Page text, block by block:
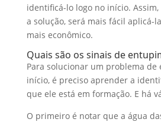
identificá-lo logo no início.
a solução, será mais fácil aplicá-
mais econômico.
Quais são os sinais de
Para solucionar um problema
início, é preciso aprender a
que ele está em formação. E há
O primeiro é notar que a água